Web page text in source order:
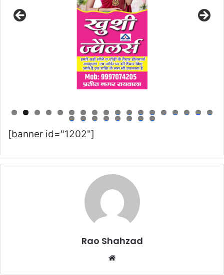
0 1 2 3 4 5 6 7 8
9 0 1 2 3 4 5 6
[banner id="1202"]
Rao Shahzad
Website